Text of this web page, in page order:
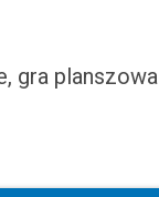
gra planszowa